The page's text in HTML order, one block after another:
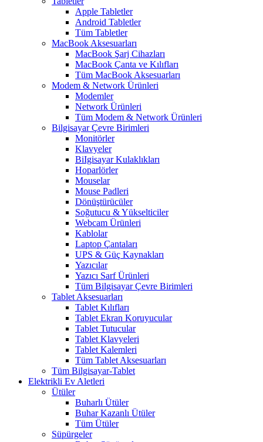
Apple Tabletler
Android Tabletler
Tüm Tabletler
MacBook Aksesuarları
MacBook Şarj Cihazları
MacBook Çanta ve Kılıfları
Tüm MacBook Aksesuarları
Modem & Network Ürünleri
Modemler
Network Ürünleri
Tüm Modem & Network Ürünleri
Bilgisayar Çevre Birimleri
Monitörler
Klavyeler
BiIgisayar Kulaklıkları
Hoparlörler
Mouselar
Mouse Padleri
Dönüştürücüler
Soğutucu & Yükselticiler
Webcam Ürünleri
Kablolar
Laptop Çantaları
UPS & Güç Kaynakları
Yazıcılar
Yazıcı Sarf Ürünleri
Tüm Bilgisayar Çevre Birimleri
Tablet Aksesuarları
Tablet Kılıfları
Tablet Ekran Koruyucular
Tablet Tutucular
Tablet Klavyeleri
Tablet Kalemleri
Tüm Tablet Aksesuarları
Tüm Bilgisayar-Tablet
Elektrikli Ev Aletleri
Ütüler
Buharlı Ütüler
Buhar Kazanlı Ütüler
Tüm Ütüler
Süpürgeler